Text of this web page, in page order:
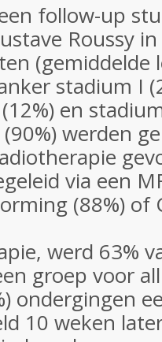
follow-up
Roussy
(gemiddelde
stadium I
en
werden
via een
(88%) of
werd 63%
groep voor
ondergingen
10 weken